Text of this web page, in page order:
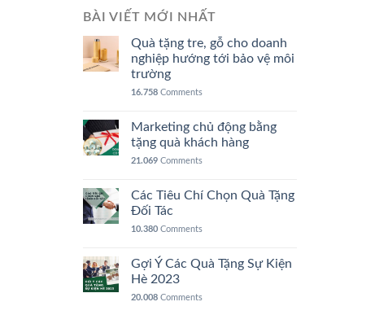
BÀI VIẾT MỚI NHẤT
Quà tặng tre, gỗ cho doanh
nghiệp hướng tới bảo vệ môi
trường
16.758 Comments
Marketing chủ động bằng
tặng quà khách hàng
21.069 Comments
Các Tiêu Chí Chọn Quà Tặng
Đối Tác
10.380 Comments
Gợi Ý Các Quà Tặng Sự Kiện
Hè 2023
20.008 Comments